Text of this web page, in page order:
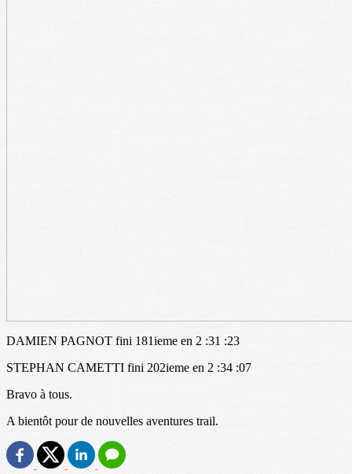
DAMIEN PAGNOT fini 181ieme en 2 :31 :23
STEPHAN CAMETTI fini 202ieme en 2 :34 :07
Bravo à tous.
A bientôt pour de nouvelles aventures trail.